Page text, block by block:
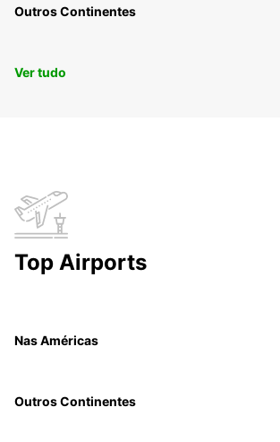
Outros Continentes
Ver tudo
Top Airports
Nas Américas
Outros Continentes